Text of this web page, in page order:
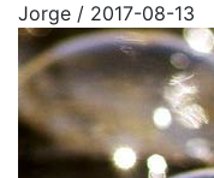
Jorge / 2017-08-13